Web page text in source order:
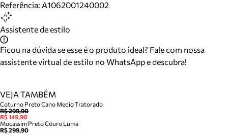
Referência: A1062001240002
Assistente de estilo
Ficou na dúvida se esse é o produto ideal? Fale com nossa
assistente virtual de estilo no WhatsApp e descubra!
VEJA TAMBÉM
Coturno Preto Cano Medio Tratorado
R$ 299,90
R$ 149,90
Mocassim Preto Couro Luma
R$ 299,90